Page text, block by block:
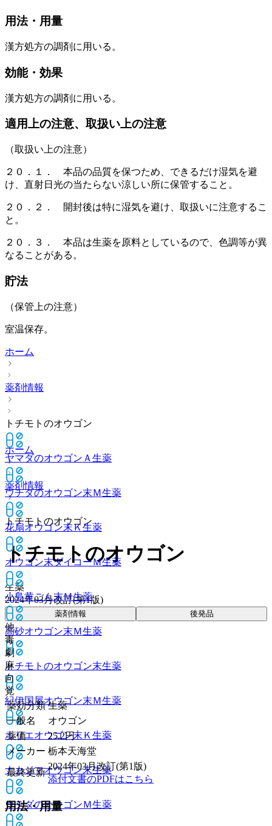
用法・用量
漢方処方の調剤に用いる。
効能・効果
漢方処方の調剤に用いる。
適用上の注意、取扱い上の注意
（取扱い上の注意）
２０．１． 本品の品質を保つため、できるだけ湿気を避
け、直射日光の当たらない涼しい所に保管すること。
２０．２． 開封後は特に湿気を避け、取扱いに注意するこ
と。
２０．３． 本品は生薬を原料としているので、色調等が異
なることがある。
貯法
（保管上の注意）
室温保存。
ホーム
薬剤情報
トチモトのオウゴン
ヤマダのオウゴンＡ 生薬
ウチダのオウゴン末Ｍ生薬
花扇オウゴン末Ｋ生薬
オウゴン末ダイコーＭ生薬
小島黄ごん末Ｍ生薬
高砂オウゴン末Ｍ生薬
トチモトのオウゴン末生薬
紀伊国屋オウゴン末Ｍ生薬
ホリエオウゴン末Ｋ 生薬
ナカジマオウゴン末生薬
ウチダのオウゴンＭ生薬
ホーム
薬剤情報
トチモトのオウゴン
トチモトのオウゴン
生薬
2024年03月改訂(第1版)
薬剤情報 後発品
他
毒
劇
麻
向
覚
薬効分類 生薬
一般名
オウゴン
薬価
25.2円
メーカー 栃本天海堂
最終更新
2024年03月改訂(第1版)
添付文書のPDFはこちら
用法・用量